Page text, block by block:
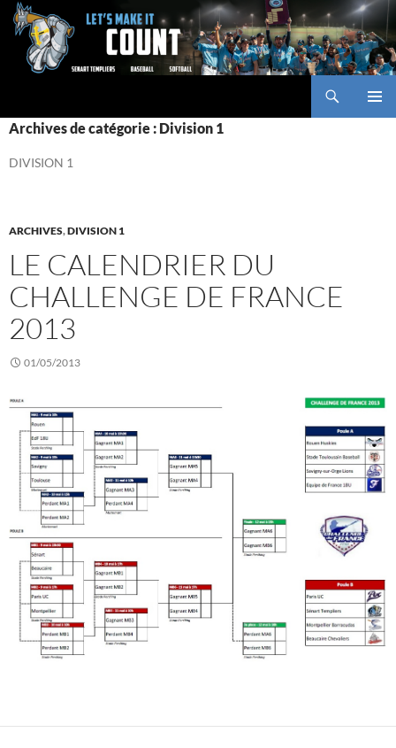
Aller
contenu
Archives de catégorie : Division 1
DIVISION 1
ARCHIVES,DIVISION 1
LE CALENDRIER DU
CHALLENGE DE FRANCE
2013
01/05/2013